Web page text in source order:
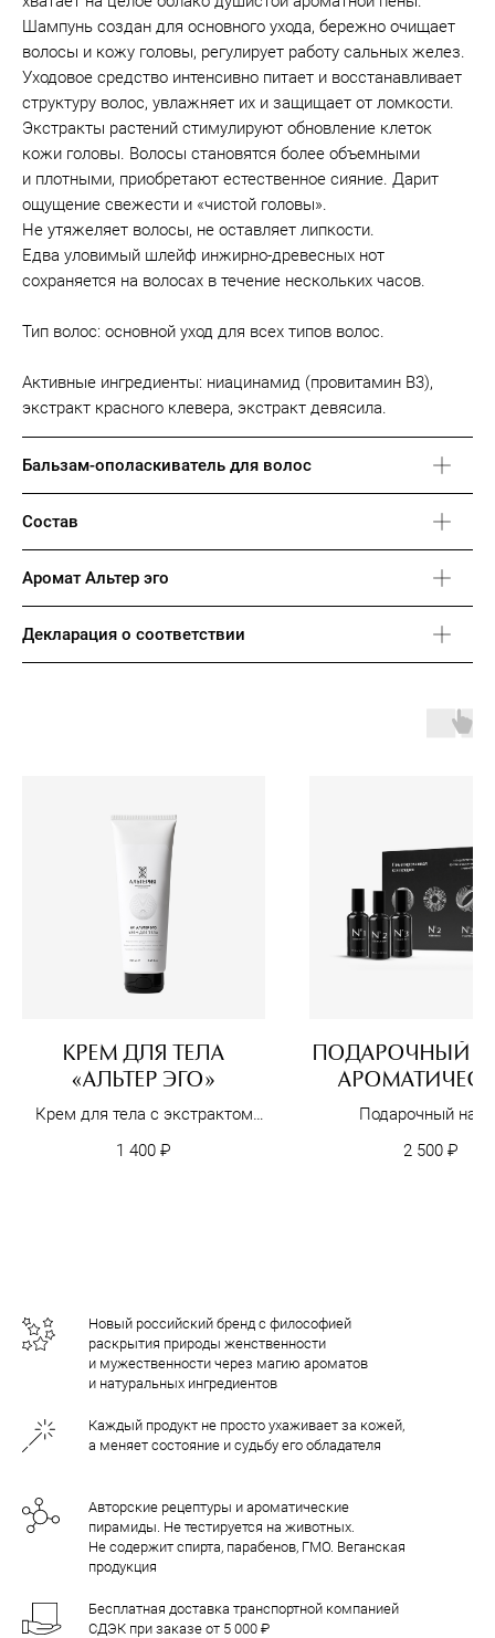
Шампунь создан для основного ухода, бережно очищает
волосы и кожу головы, регулирует работу сальных желез.
Уходовое средство интенсивно питает и восстанавливает
структуру волос, увлажняет их и защищает от ломкости.
Экстракты растений стимулируют обновление клеток
кожи головы. Волосы становятся более объемными
и плотными, приобретают естественное сияние. Дарит
ощущение свежести и «чистой головы».
Не утяжеляет волосы, не оставляет липкости.
Едва уловимый шлейф инжирно-древесных нот
сохраняется на волосах в течение нескольких часов.
Тип волос: основной уход для всех типов волос.
Активные ингредиенты: ниацинамид (провитамин В3),
экстракт красного клевера, экстракт девясила.
Бальзам-ополаскиватель для волос
Состав
Аромат Альтер эго
Декларация о соответствии
КРЕМ ДЛЯ ТЕЛА
«АЛЬТЕР ЭГО»
Крем для тела с экстрактом
1 400 ₽
ПОДАРОЧНЫЙ
ДЫМОК
Подарочный
2 500 ₽
Новый российский бренд с философией
раскрытия природы женственности
и мужественности через магию ароматов
и натуральных ингредиентов
Каждый продукт не просто ухаживает за кожей,
а меняет состояние и судьбу его обладателя
Авторские рецептуры и ароматические
пирамиды. Не тестируется на животных.
Не содержит спирта, парабенов, ГМО. Веганская
продукция
Бесплатная доставка транспортной компанией
СДЭК при заказе от 5 000 ₽